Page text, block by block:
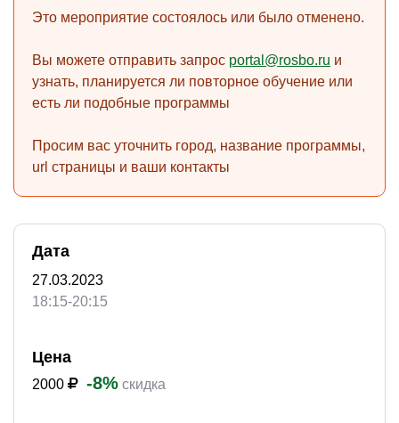
Это мероприятие состоялось или было отменено.
Вы можете отправить запрос portal@rosbo.ru и
узнать, планируется ли повторное обучение или
есть ли подобные программы
Просим вас уточнить город, название программы,
url страницы и ваши контакты
Дата
27.03.2023
18:15-20:15
Цена
2000 -8% скидка